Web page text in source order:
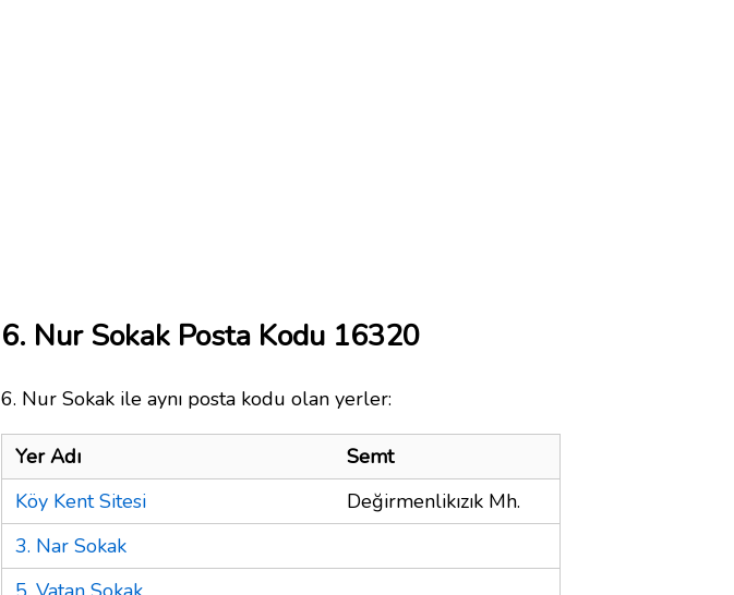
6. Nur Sokak Posta Kodu 16320
6. Nur Sokak ile aynı posta kodu olan yerler:
Yer Adı
Semt
Köy Kent Sitesi
Değirmenlikızık Mh.
3. Nar Sokak